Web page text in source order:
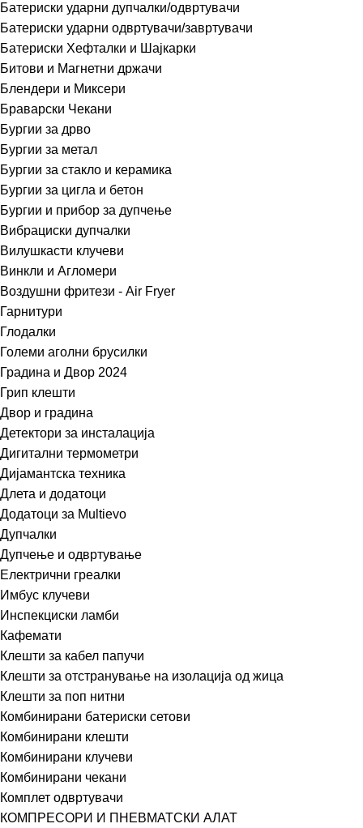
Батериски ударни дупчалки/одвртувачи
Батериски ударни одвртувачи/завртувачи
Батериски Хефталки и Шајкарки
Битови и Магнетни држачи
Блендери и Миксери
Браварски Чекани
Бургии за дрво
Бургии за метал
Бургии за стакло и керамика
Бургии за цигла и бетон
Бургии и прибор за дупчење
Вибрациски дупчалки
Вилушкасти клучеви
Винкли и Агломери
Воздушни фритези - Air Fryer
Гарнитури
Глодалки
Големи аголни брусилки
Градина и Двор 2024
Грип клешти
Двор и градина
Детектори за инсталација
Дигитални термометри
Дијамантска техника
Длета и додатоци
Додатоци за Multievo
Дупчалки
Дупчење и одвртување
Електрични греалки
Имбус клучеви
Инспекциски ламби
Кафемати
Клешти за кабел папучи
Клешти за отстранување на изолација од жица
Клешти за поп нитни
Комбинирани батериски сетови
Комбинирани клешти
Комбинирани клучеви
Комбинирани чекани
Комплет одвртувачи
КОМПРЕСОРИ И ПНЕВМАТСКИ АЛАТ